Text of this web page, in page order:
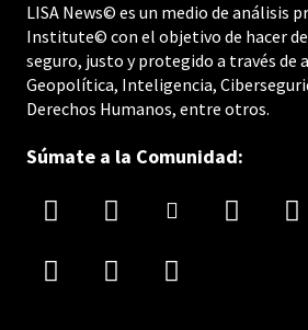
LISA News© es un medio de análisis
Institute© con el objetivo de hacer
seguro, justo y protegido a través de
Geopolítica, Inteligencia,
Derechos Humanos, entre otros.
Súmate a la Comunidad: